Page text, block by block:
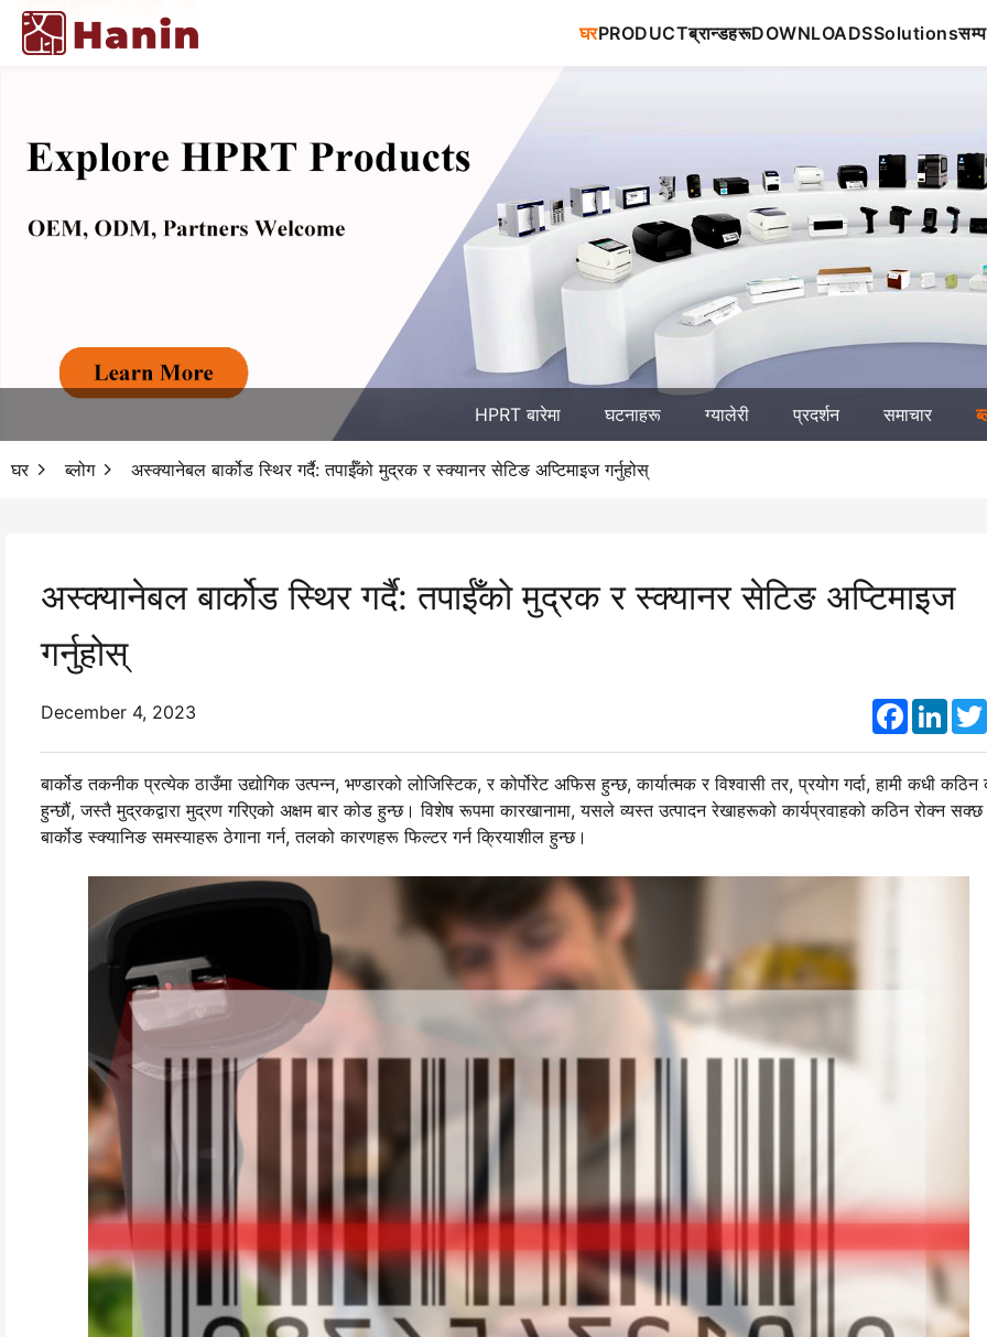
घरPRODUCTब्रान्डहरूDOWNLOADSSolutions
HPRT बारेमा घटनाहरू ग्यालेरी प्रदर्शन समाचार
घर ब्लोग अस्क्यानेबल बार्कोड स्थिर गर्दै: तपाईँको मुद्रक र स्क्यानर सेटिङ अप्टिमाइज गर्नुहोस्
अस्क्यानेबल बार्कोड स्थिर गर्दै: तपाईँको मुद्रक र स्क्यानर सेटिङ अप्टिमाइज
गर्नुहोस्
December 4, 2023
बार्कोड तकनीक प्रत्येक ठाउँमा उद्योगिक उत्पन्न, भण्डारको लोजिस्टिक, र कोर्पोरेट अफिस हुन्छ, कार्यात्मक र विश्वासी तर, प्रयोग गर्दा, हामी कधी
हुन्छौं, जस्तै मुद्रकद्वारा मुद्रण गरिएको अक्षम बार कोड हुन्छ। विशेष रूपमा कारखानामा, यसले व्यस्त उत्पादन रेखाहरूको कार्यप्रवाहको कठिन रोक्न
बार्कोड स्क्यानिङ समस्याहरू ठेगाना गर्न, तलको कारणहरू फिल्टर गर्न क्रियाशील हुन्छ।